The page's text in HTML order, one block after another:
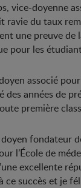
vice-doyenne
ravie du taux
une preuve de
pour les
associé
des années de
première
doyen fondateur
l’École de
excellente
ce succès et je